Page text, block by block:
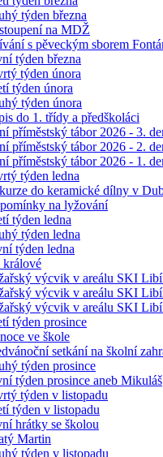
týden března
na MDŽ
s pěveckým sborem
týden března
týden února
týden února
týden února
do 1. třídy a předškoláci
příměstský tábor 2026 - 3.
příměstský tábor 2026 - 2.
příměstský tábor 2026 - 1.
týden ledna
do keramické dílny v
na lyžování
týden ledna
týden ledna
týden ledna
výcvik v areálu SKI
výcvik v areálu SKI
výcvik v areálu SKI
týden prosince
ve škole
setkání na školní
týden prosince
týden prosince aneb Mikuláš
týden v listopadu
týden v listopadu
hrátky se školou
Martin
týden v listopadu